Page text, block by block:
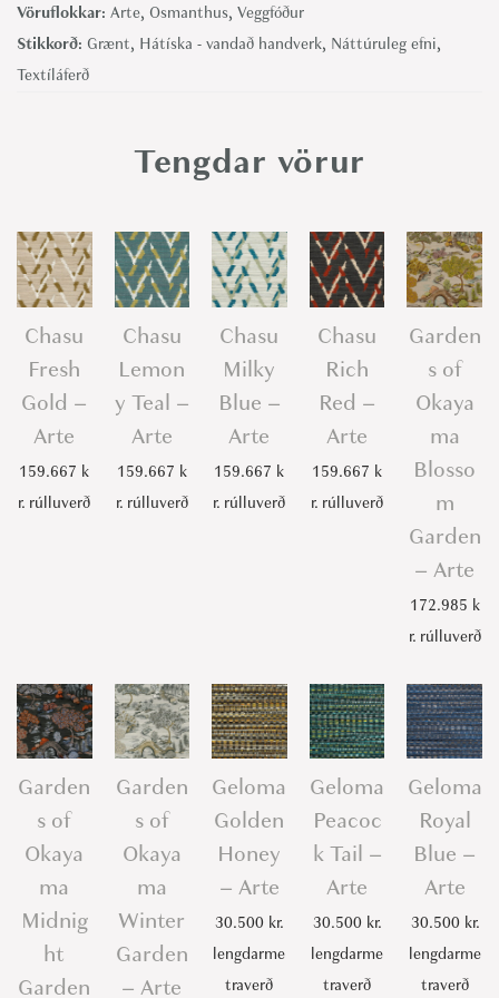
O
l
i
t
e
a
n
t
i
t
Vöruflokkar: Arte, Osmanthus, Veggfóður
Stikkorð: Grænt, Hátíska - vandað handverk, Náttúruleg efni,
Textíláferð
Tengdar vörur
Chasu
Fresh
Gold –
Arte
159.667 k
r. rúlluverð
Chasu
Lemon
y Teal –
Arte
159.667 k
r.rúlluverð
Chasu
Milky
Blue –
Arte
159.667 k
r. rúlluverð
Chasu
Rich
Red –
Arte
159.667 k
r. rúlluverð
Garden
s of
Okaya
ma
Blosso
m
Garden
– Arte
172.985 k
r.rúlluverð
Garden
s of
Okaya
ma
Midnig
ht
Garden
Garden
s of
Okaya
ma
Winter
Garden
– Arte
Geloma
Golden
Honey
– Arte
30.500 kr.
lengdarme
traverð
Geloma
Peacoc
k Tail –
Arte
30.500 kr.
lengdarme
traverð
Geloma
Royal
Blue –
Arte
30.500 kr.
lengdarme
traverð